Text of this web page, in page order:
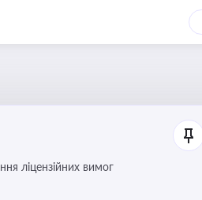
та дотримання ліцензійних вимог